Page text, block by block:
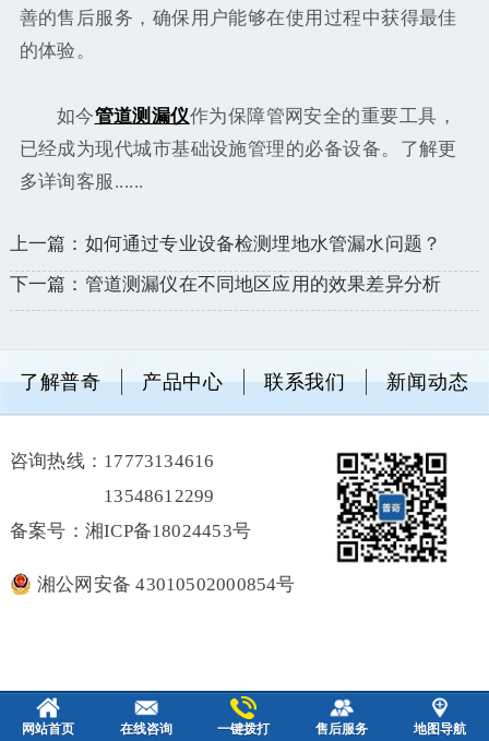
善的售后服务，确保用户能够在使用过程中获得最佳
的体验。
如今管道测漏仪作为保障管网安全的重要工具，
已经成为现代城市基础设施管理的必备设备。了解更
多详询客服......
上一篇：如何通过专业设备检测埋地水管漏水问题？
下一篇：管道测漏仪在不同地区应用的效果差异分析
了解普奇 产品中心 联系我们 新闻动态
咨询热线： 17773134616
13548612299
备案号：湘ICP备18024453号
湘公网安备 43010502000854号
网站首页 在线咨询 一键拨打 售后服务 地图导航